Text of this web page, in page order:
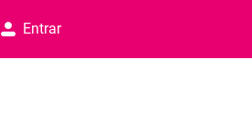
Entrar